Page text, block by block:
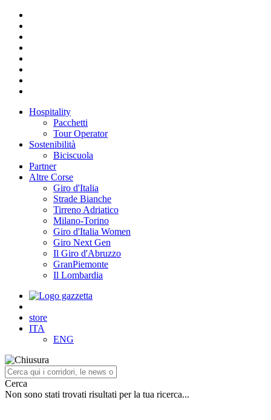
Hospitality
Pacchetti
Tour Operator
Sostenibilità
Biciscuola
Partner
Altre Corse
Giro d'Italia
Strade Bianche
Tirreno Adriatico
Milano-Torino
Giro d'Italia Women
Giro Next Gen
Il Giro d'Abruzzo
GranPiemonte
Il Lombardia
store
ITA
ENG
Cerca
Non sono stati trovati risultati per la tua ricerca...